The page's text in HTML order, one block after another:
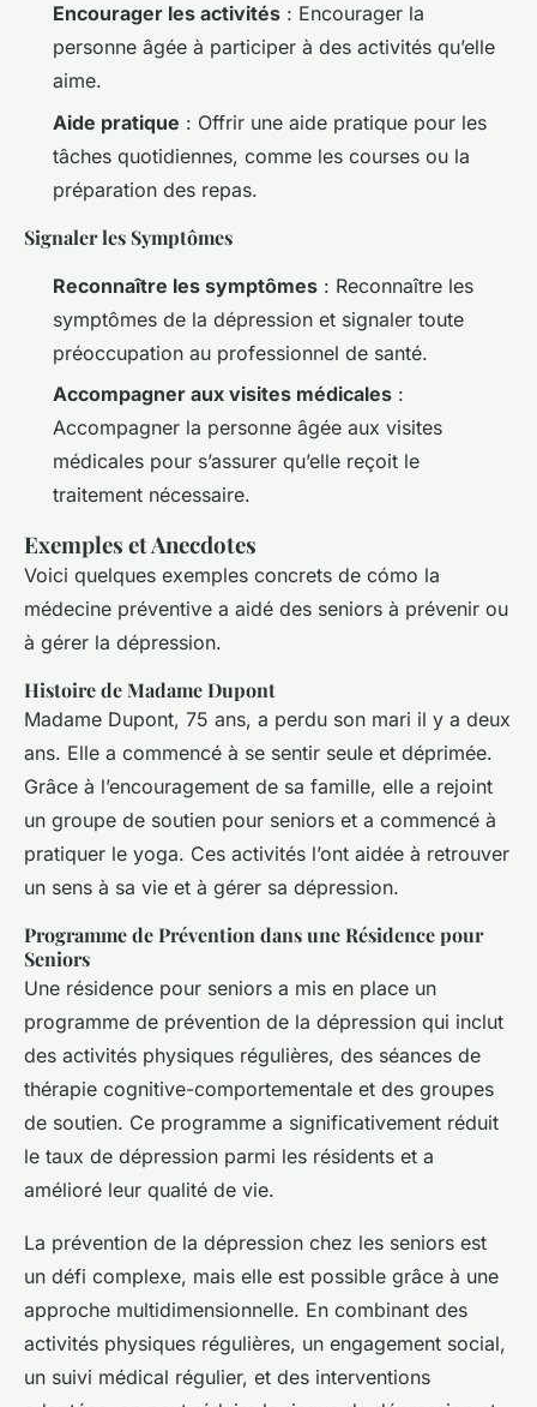
Encourager les activités : Encourager la
personne âgée à participer à des activités qu’elle
aime.
Aide pratique : Offrir une aide pratique pour les
tâches quotidiennes, comme les courses ou la
préparation des repas.
Signaler les Symptômes
Reconnaître les symptômes : Reconnaître les
symptômes de la dépression et signaler toute
préoccupation au professionnel de santé.
Accompagner aux visites médicales :
Accompagner la personne âgée aux visites
médicales pour s’assurer qu’elle reçoit le
traitement nécessaire.
Exemples et Anecdotes
Voici quelques exemples concrets de cómo la
médecine préventive a aidé des seniors à prévenir ou
à gérer la dépression.
Histoire de Madame Dupont
Madame Dupont, 75 ans, a perdu son mari il y a deux
ans. Elle a commencé à se sentir seule et déprimée.
Grâce à l’encouragement de sa famille, elle a rejoint
un groupe de soutien pour seniors et a commencé à
pratiquer le yoga. Ces activités l’ont aidée à retrouver
un sens à sa vie et à gérer sa dépression.
Programme de Prévention dans une Résidence pour
Seniors
Une résidence pour seniors a mis en place un
programme de prévention de la dépression qui inclut
des activités physiques régulières, des séances de
thérapie cognitive-comportementale et des groupes
de soutien. Ce programme a significativement réduit
le taux de dépression parmi les résidents et a
amélioré leur qualité de vie.
La prévention de la dépression chez les seniors est
un défi complexe, mais elle est possible grâce à une
approche multidimensionnelle. En combinant des
activités physiques régulières, un engagement social,
un suivi médical régulier, et des interventions